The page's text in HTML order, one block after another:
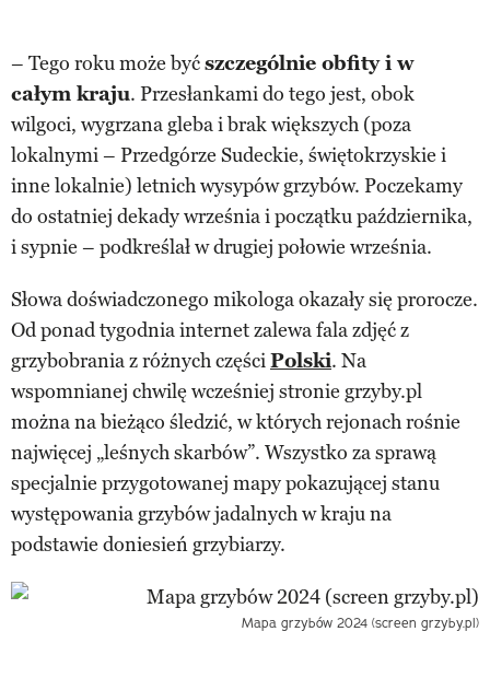
– Tego roku może byćszczególnie obfity i w
całym kraju. Przesłankami do tego jest, obok
wilgoci, wygrzana gleba i brak większych (poza
lokalnymi – Przedgórze Sudeckie, świętokrzyskie i
inne lokalnie) letnich wysypów grzybów. Poczekamy
do ostatniej dekady września i początku października,
i sypnie – podkreślał w drugiej połowie września.
Słowa doświadczonego mikologa okazały się prorocze.
Od ponad tygodnia internet zalewa fala zdjęć z
grzybobrania z różnych częściPolski. Na
wspomnianej chwilę wcześniej stronie grzyby.pl
można na bieżąco śledzić, w których rejonach rośnie
najwięcej „leśnych skarbów”. Wszystko za sprawą
specjalnie przygotowanej mapy pokazującej stanu
występowania grzybów jadalnych w kraju na
podstawie doniesień grzybiarzy.
Mapa grzybów 2024 (screen grzyby.pl)